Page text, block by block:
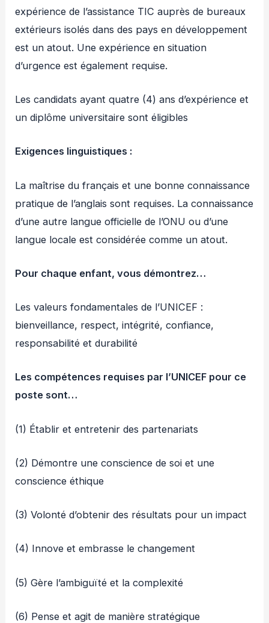
expérience de l’assistance TIC auprès de bureaux
extérieurs isolés dans des pays en développement
est un atout. Une expérience en situation
d’urgence est également requise.
Les candidats ayant quatre (4) ans d’expérience et
un diplôme universitaire sont éligibles
Exigences linguistiques :
La maîtrise du français et une bonne connaissance
pratique de l’anglais sont requises. La connaissance
d’une autre langue officielle de l’ONU ou d’une
langue locale est considérée comme un atout.
Pour chaque enfant, vous démontrez…
Les valeurs fondamentales de l’UNICEF :
bienveillance, respect, intégrité, confiance,
responsabilité et durabilité
Les compétences requises par l’UNICEF pour ce
poste sont…
(1) Établir et entretenir des partenariats
(2) Démontre une conscience de soi et une
conscience éthique
(3) Volonté d’obtenir des résultats pour un impact
(4) Innove et embrasse le changement
(5) Gère l’ambiguïté et la complexité
(6) Pense et agit de manière stratégique